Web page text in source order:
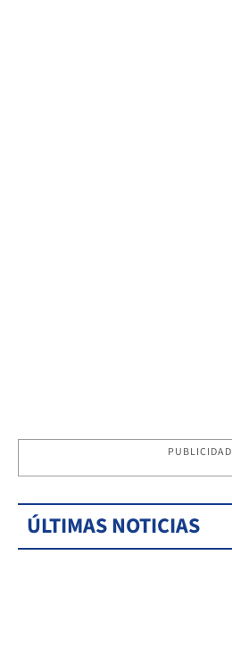
PUBLICIDAD
ÚLTIMAS NOTICIAS